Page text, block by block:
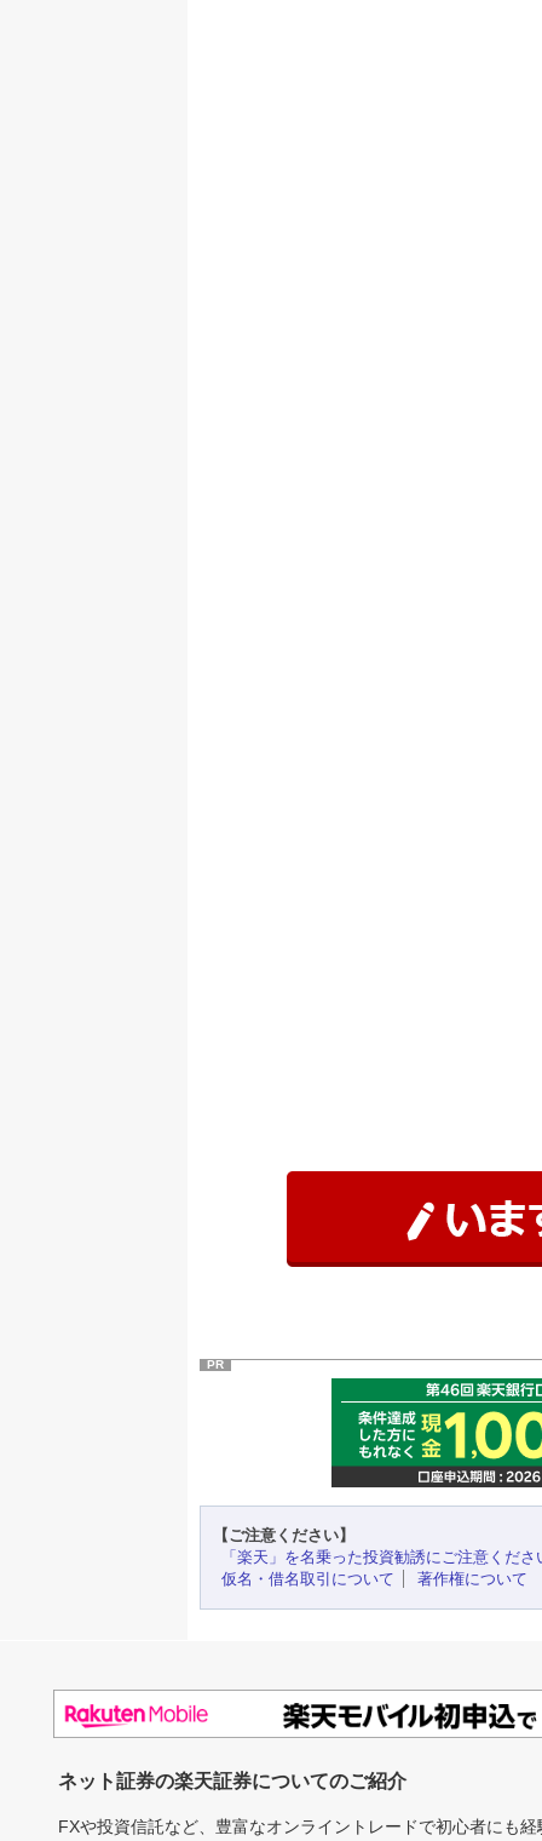
PR
【ご注意ください】
「楽天」を名乗った投資勧誘にご注意くださ
仮名・借名取引について
著作権について
ネット証券の楽天証券についてのご紹介
FXや投資信託など、豊富なオンライントレードで初心者にも